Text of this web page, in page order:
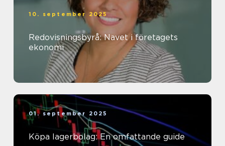
10. september 2025
Redovisningsbyrå: Navet i företagets
ekonomi
01. september 2025
Köpa lagerbolag: En omfattande guide